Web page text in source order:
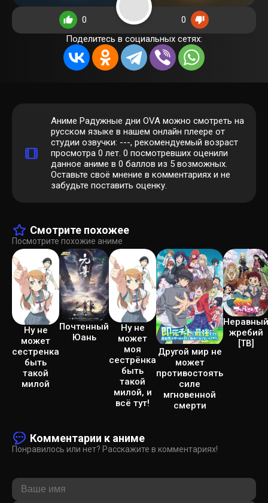
0
0
Поделитесь в социальных сетях:
Аниме Радужные дни OVA можно смотреть на
русском языке в нашем онлайн плеере от
студии озвучки: ---, рекомендуемый возраст
просмотра 0 лет. 0 посмотревших оценили
данное аниме в 0 баллов из 5 возможных.
Оставьте своё мнение в комментариях и не
забудьте поставить оценку.
Смотрите похожее
Посмотрите похожие аниме
Ну не
может
сестренка
быть
такой
милой
Почтенный
Юань
Ну не
может
моя
сестрёнка
быть
такой
милой, и
всё тут!
Другой мир не
может
противостоять
силе
мгновенной
смерти
Неравный
жребий
[ТВ]
Комментарии к аниме
Понравилось или нет? Расскажите в комментариях!